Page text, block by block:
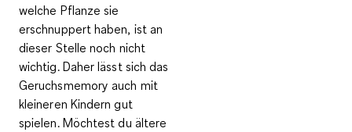
welche Pflanze sie
erschnuppert haben, ist an
dieser Stelle noch nicht
wichtig. Daher lässt sich das
Geruchsmemory auch mit
kleineren Kindern gut
spielen. Möchtest du ältere